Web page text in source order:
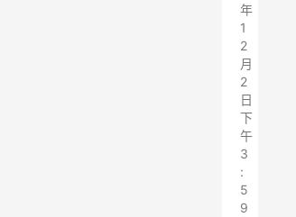
年
1
2
月
2
日
下
午
3
:
5
9